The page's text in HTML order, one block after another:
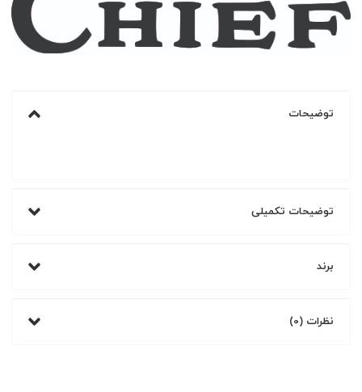
توضیحات
توضیحات تکمیلی
برند
نظرات (0)